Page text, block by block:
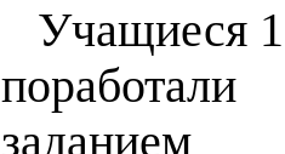
Учащиеся
заданием